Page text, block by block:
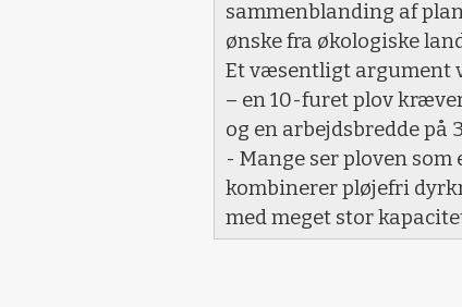
sammenblanding af
ønske fra økologiske
Et væsentligt argument
– en 10-furet plov
og en arbejdsbredde på
- Mange ser ploven
kombinerer pløjefri
med meget stor